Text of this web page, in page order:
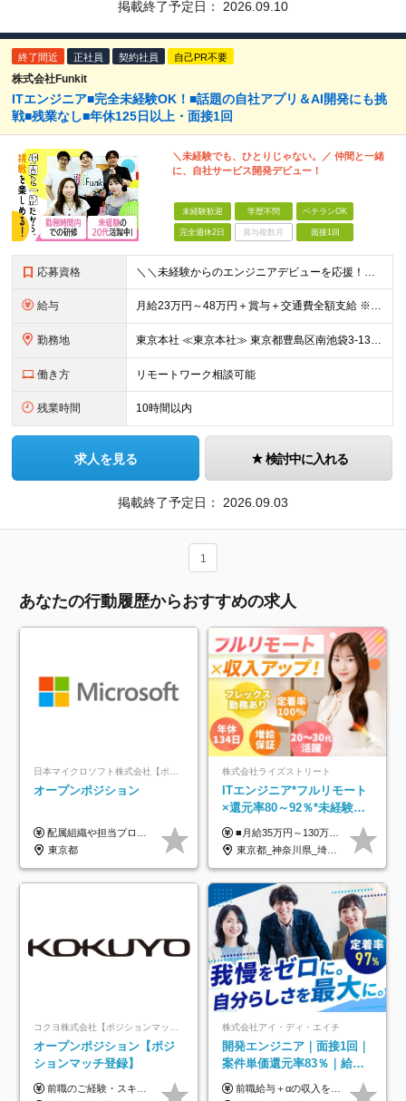
掲載終了予定日： 2026.09.10
終了間近 正社員 契約社員 自己PR不要
株式会社Funkit
ITエンジニア■完全未経験OK！■話題の自社アプリ＆AI開発にも挑
戦■残業なし■年休125日以上・面接1回
＼未経験でも、ひとりじゃない。／ 仲間と一緒
に、自社サービス開発デビュー！
未経験歓迎 学歴不問 ベテランOK
完全週休2日 賞与複数月 面接1回
応募資格 ＼＼未経験からのエンジニアデビューを応援！／／ ★完全未経験OK ★学歴不問 ★第二新卒歓迎 実際に、元ミュージシャンや調理師など、 異業種から転職した先輩も活躍中♪ 10名ほどのチーム体制で、分
給与 月給23万円～48万円＋賞与＋交通費全額支給 ※経験・能力・スキルを考慮して決定します。 ※地方から上京される方には、上京支援金の支給もあります。 ※上記月給には固定残業代（15時間～20時間分／2
勤務地 東京本社 ≪東京本社≫ 東京都豊島区南池袋3-13-8 ホウエイビル9F ★経験者はフルリモート/リモート可 ★通院による早出や遅出にも柔軟に対応 ★池袋駅より徒歩5分の好アクセス ★未経験の方は
働き方 リモートワーク相談可能
残業時間 10時間以内
求人を見る 検討中に入れる
掲載終了予定日： 2026.09.03
1
あなたの行動履歴からおすすめの求人
日本マイクロソフト株式会社【ポジションマッチ登録】
オープンポジション
配属組織や担当プロジェクトにより異なります。 ▼参考情報 ----------------------- 年俸650万～（1/12を月々支給） ※経験、能力を考慮の上、当社規定により優遇いたします。 ※時間外、休日出勤、深夜手当に対する賃金も基本年俸に含みます。
東京都
株式会社ライズストリート
ITエンジニア*フルリモート
×還元率80～92％*未経験歓
迎*年休134日*月給35万～*
定着率100%
■月給35万円～130万円＋賞与年2回＋各種手当 ※システムエンジニアの経験をお持ちの方は月給41万円以上＋賞与年2回（108万円～）＋手当 ■単価（年収）アップのチャンスは最大年12回 ※残業代は1分単位で100％全額支給。サービス残業などは一切ありません ※試用期間6ヵ月（試用期間中の待遇・給与に差はありません）
東京都_神奈川県_埼玉県_千葉県_大阪府_愛知県_北海道_青森県_岩手県_宮城県_秋田県_山形県_福島県_茨城県_栃木県_群馬県_新潟県_山梨県_長野県_富山県_石川県_福井県_静岡県_岐阜県_三重県_兵庫県_京都府_滋賀県_奈良県_和歌山県_広島県_岡山県_鳥取県_島根県_山口県_徳島県_香川県_愛媛県_高知県_福岡県_熊本県_佐賀県_長崎県_大分県_宮崎県_鹿児島県_沖縄県
コクヨ株式会社【ポジションマッチ登録】
オープンポジション【ポジ
ションマッチ登録】
前職のご経験・スキル等を考慮して決定します。
株式会社アイ・ディ・エイチ
開発エンジニア｜面接1回｜
案件単価還元率83％｜給与
UP保証｜年休140日｜在宅
利用率9割｜独立支援・副業
前職給与＋αの収入を保証 月給42万円～120万円＋各種手当＋賞与 給与基準が明確かつ高還元です。 一人ひとりが安定した環境のもと、長く活躍できる職場を目指しています。 ※平均年収650万円 ・還元率83％ ・各種手当について 職能手当／職務手当／資格手当／営業手当 など ※前職での経験・能力、給与などを考慮の上、当社規定により優遇いたします ※試用期間あり（3ヶ月／期間中の条件に変動はありません） ※上記金額には固定残業代（78,948円～225,564円/月30時間分）を含みます 超過分は別途全額支給いたします ・年収UPを保証 過去には転職時に〈年収200万円UP〉したエンジニアも在籍しています。入社時だけでなく、入社後も安心の給与水準で働ける環境です。キャリアや技術力が正当に評価されていないと感じていたら、一度面接でお話ししましょう！ 当社では管理職の人数は最低限にし、無駄な管理をしません。その費用削減分を社員の給与に還元しています！